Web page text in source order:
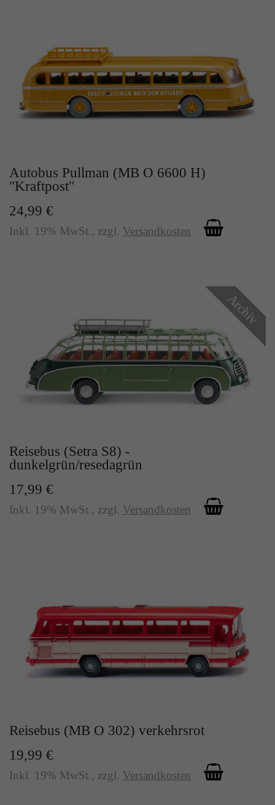
Autobus Pullman (MB O 6600 H)
"Kraftpost"
24,99 €
Inkl. 19% MwSt., zzgl. Versandkosten
Archiv
Reisebus (Setra S8) -
dunkelgrün/resedagrün
17,99 €
Inkl. 19% MwSt., zzgl. Versandkosten
Reisebus (MB O 302) verkehrsrot
19,99 €
Inkl. 19% MwSt., zzgl. Versandkosten